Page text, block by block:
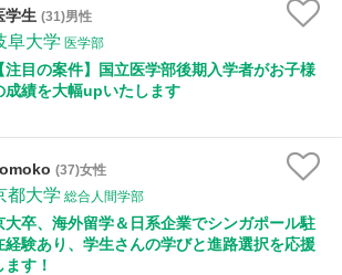
学生 (31)男性
阜大学 医学部
【注目の案件】国立医学部後期入学者がお子様
成績を大幅upいたします
(37)女性
都大学 総合人間学部
大卒、海外留学＆日系企業でシンガポール駐
経験あり、学生さんの学びと進路選択を応援
ます！